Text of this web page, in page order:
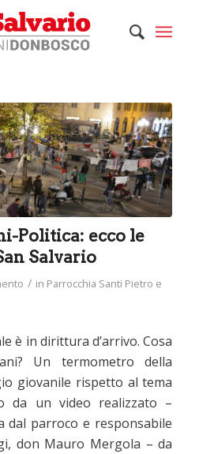
Politica: ecco le
Salvario
/ in Parrocchia Santi Pietro e
è in dirittura d’arrivo. Cosa
Un termometro della
giovanile rispetto al tema
da un video realizzato –
dal parroco e responsabile
don Mauro Mergola – da